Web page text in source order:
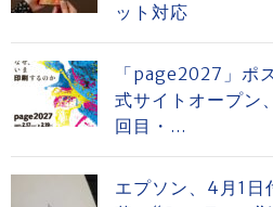
ット対応
「page2027」ポ
式サイトオープ
回目・...
エプソン、4月1日